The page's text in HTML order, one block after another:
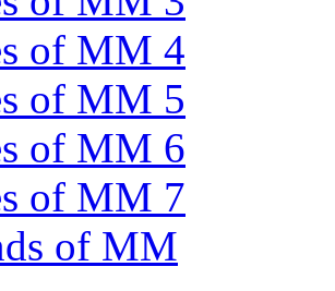
of MM 4
of MM 5
of MM 6
of MM 7
of MM